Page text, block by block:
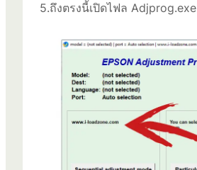
5.ถึงตรงนี้เปิดไฟล Adjprog.exe